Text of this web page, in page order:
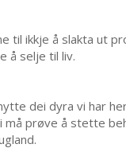
til ikkje å slakta ut
å selje til liv.
dei dyra vi har
må prøve å stette